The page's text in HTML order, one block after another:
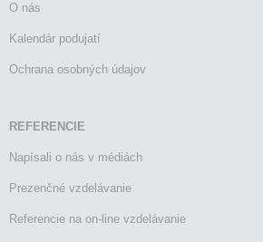
O nás
Kalendár podujatí
Ochrana osobných údajov
REFERENCIE
Napísali o nás v médiách
Prezenčné vzdelávanie
Referencie na on-line vzdelávanie